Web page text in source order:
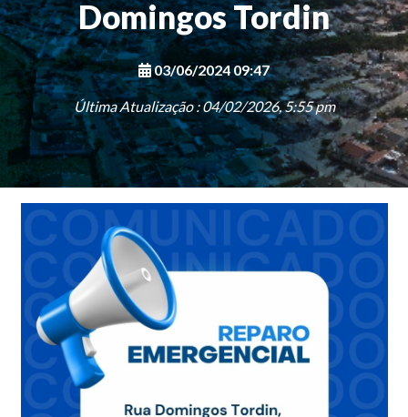
Domingos Tordin
03/06/2024 09:47
Última Atualização : 04/02/2026, 5:55 pm